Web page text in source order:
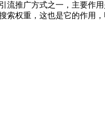
推广方式之一，主要作
权重，这也是它的作用